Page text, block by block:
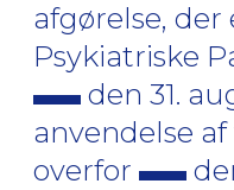
afgørelse,
Psykiatriske
den 31.
anvendelse
overfor